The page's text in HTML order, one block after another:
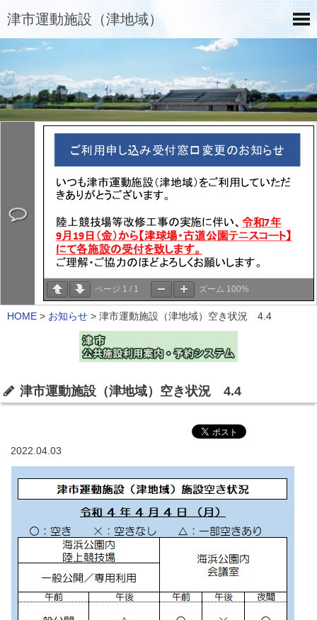
津市運動施設（津地域）
ページ 1 / 1 ズーム 100%
HOME > お知らせ > 津市運動施設（津地域）空き状況 4.4
津市運動施設（津地域）空き状況 4.4
2022.04.03